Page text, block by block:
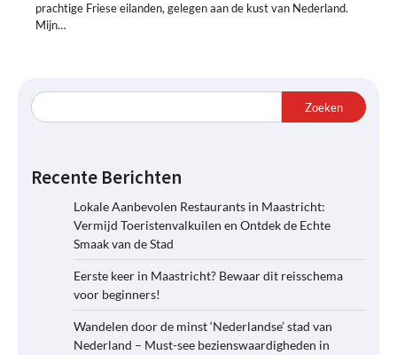
prachtige Friese eilanden, gelegen aan de kust van Nederland.
Mijn…
Zoeken
Recente Berichten
Lokale Aanbevolen Restaurants in Maastricht:
Vermijd Toeristenvalkuilen en Ontdek de Echte
Smaak van de Stad
Eerste keer in Maastricht? Bewaar dit reisschema
voor beginners!
Wandelen door de minst ‘Nederlandse’ stad van
Nederland – Must-see bezienswaardigheden in